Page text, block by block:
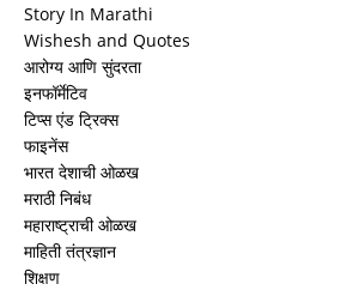
Story In Marathi
Wishesh and Quotes
आरोग्य आणि सुंदरता
इनफॉर्मेटिव
टिप्स एंड ट्रिक्स
फाइनेंस
भारत देशाची ओळख
मराठी निबंध
महाराष्ट्राची ओळख
माहिती तंत्रज्ञान
शिक्षण